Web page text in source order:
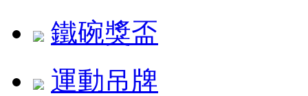
鐵碗獎盃
運動吊牌